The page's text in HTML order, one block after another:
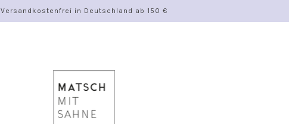
Versandkostenfrei in Deutschland ab 150 €